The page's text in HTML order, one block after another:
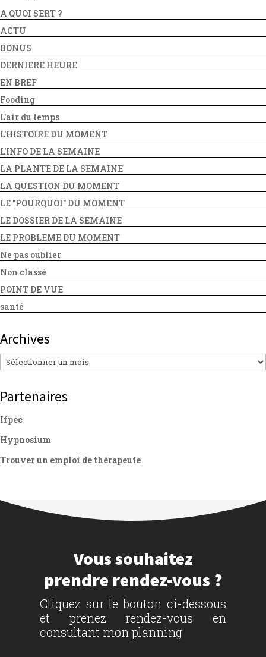
A QUOI SERT ?
ACTU
BONUS
DERNIERE HEURE
EN BREF
Fooding
L'air du temps
L'HISTOIRE DU MOMENT
L'INFO DE LA SEMAINE
LA PLANTE DE LA SEMAINE
LA QUESTION DU MOMENT
LE "POURQUOI" DU MOMENT
LE DOSSIER DE LA SEMAINE
LE PROBLEME DU MOMENT
Ne pas oublier
Non classé
POINT DE VUE
santé
Archives
Archives
Partenaires
Ifpec
Hypnosium
Trouver un emploi de thérapeute
Vous souhaitez
prendre rendez-vous ?
Cliquez sur le bouton ci-dessous
et prenez rendez-vous en
consultant mon planning